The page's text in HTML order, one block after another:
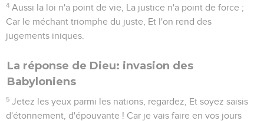
4 Aussi la loi n'a point de vie, La justice n'a point de force ;
Car le méchant triomphe du juste, Et l'on rend des
jugements iniques.
La réponse de Dieu: invasion des
Babyloniens
5 Jetez les yeux parmi les nations, regardez, Et soyez saisis
d'étonnement, d'épouvante ! Car je vais faire en vos jours